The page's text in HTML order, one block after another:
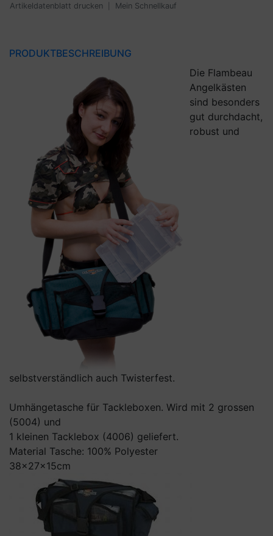
Artikeldatenblatt drucken Mein Schnellkauf
PRODUKTBESCHREIBUNG
Die Flambeau
Angelkästen
sind besonders
gut durchdacht,
robust und
selbstverständlich auch Twisterfest.
Umhängetasche für Tackleboxen. Wird mit 2 grossen
(5004) und
1 kleinen Tacklebox (4006) geliefert.
Material Tasche: 100% Polyester
38x27x15cm